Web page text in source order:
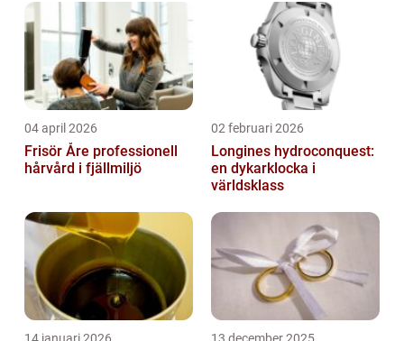
04 april 2026
Frisör Åre professionell
hårvård i fjällmiljö
02 februari 2026
Longines hydroconquest:
en dykarklocka i
världsklass